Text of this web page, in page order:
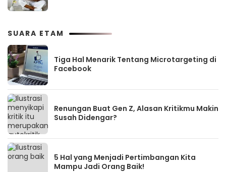
SUARA ETAM
Tiga Hal Menarik Tentang Microtargeting di
Facebook
Renungan Buat Gen Z, Alasan Kritikmu Makin
Susah Didengar?
5 Hal yang Menjadi Pertimbangan Kita
Mampu Jadi Orang Baik!